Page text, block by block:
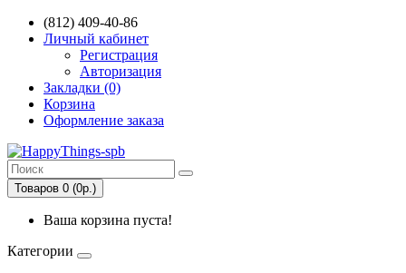
(812) 409-40-86
Личный кабинет
Регистрация
Авторизация
Закладки (0)
Корзина
Оформление заказа
Товаров 0 (0р.)
Ваша корзина пуста!
Категории